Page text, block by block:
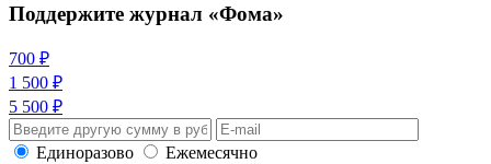
Поддержите журнал «Фома»
700 ₽
1 500 ₽
5 500 ₽
Единоразово
Ежемесячно